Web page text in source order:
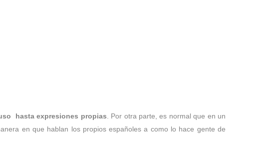
hasta expresiones propias . Por otra parte, es normal que en un
en que hablan los propios españoles a como lo hace gente de